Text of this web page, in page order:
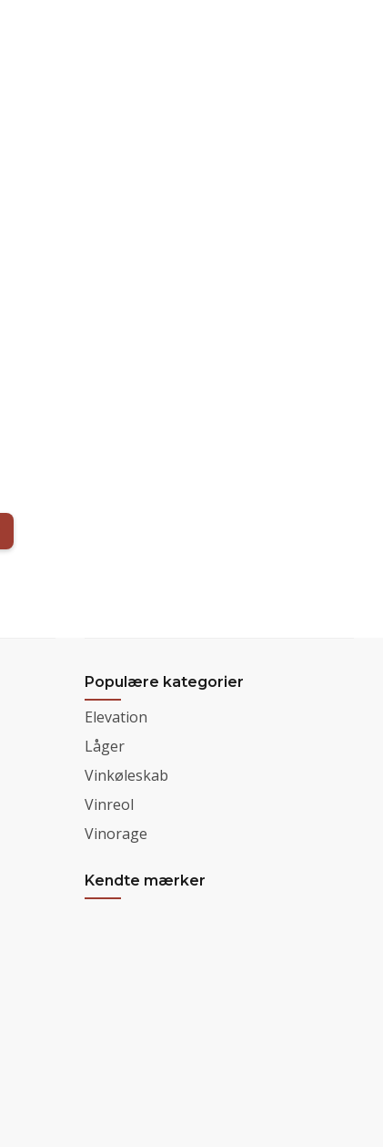
Populære kategorier
Elevation
Låger
Vinkøleskab
Vinreol
Vinorage
Kendte mærker